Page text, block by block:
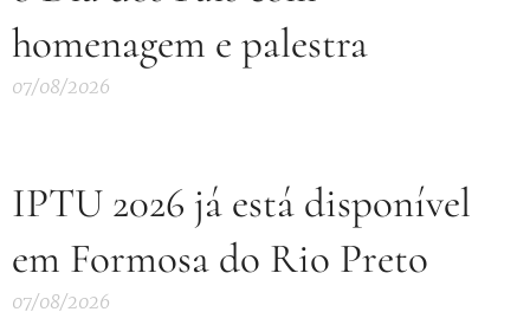
homenagem e palestra
07/08/2026
IPTU 2026 já está disponível
em Formosa do Rio Preto
07/08/2026